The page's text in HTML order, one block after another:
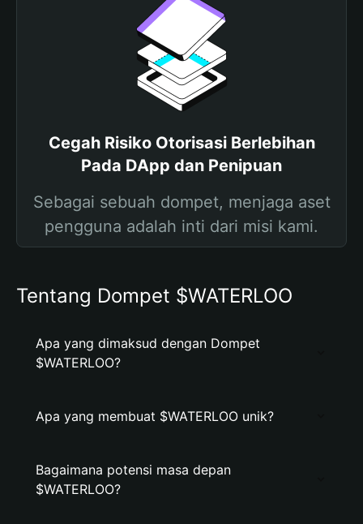
Cegah Risiko Otorisasi Berlebihan
Pada DApp dan Penipuan
Sebagai sebuah dompet, menjaga aset
pengguna adalah inti dari misi kami.
Tentang Dompet $WATERLOO
Apa yang dimaksud dengan Dompet
$WATERLOO?
Apa yang membuat $WATERLOO unik?
Bagaimana potensi masa depan
$WATERLOO?